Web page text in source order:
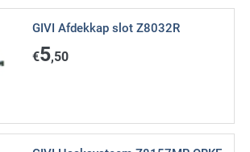
GIVI Afdekkap slot Z8032R
€5,50